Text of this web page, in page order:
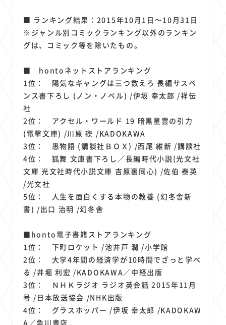
■ ランキング結果：2015年10月1日～10月31日
※ジャンル別コミックランキング以外のランキン
グは、コミック等を除いたもの。
■ hontoネットストアランキング
1位： 陽気なギャングは三つ数えろ 長編サスペ
ンス書下ろし (ノン・ノベル) /伊坂 幸太郎 /祥伝
社
2位： アクセル・ワールド 19 暗黒星雲の引力
(電撃文庫) /川原 礫 /KADOKAWA
3位： 愚物語 (講談社ＢＯＸ) /西尾 維新 /講談社
4位： 狐舞 文庫書下ろし／長編時代小説(光文社
文庫 光文社時代小説文庫 吉原裏同心) /佐伯 泰英
/光文社
5位： 人生を面白くする本物の教養 (幻冬舎新
書) /出口 治明 /幻冬舎
■honto電子書籍ストアランキング
1位： 下町ロケット /池井戸 潤 /小学館
2位： 大学4年間の経済学が10時間でざっと学べ
る /井堀 利宏 /KADOKAWA／中経出版
3位： ＮＨＫラジオ ラジオ英会話 2015年11月
号 /日本放送協会 /NHK出版
4位： グラスホッパー /伊坂 幸太郎 /KADOKAW
A／角川書店